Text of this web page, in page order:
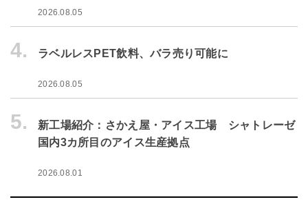
2026.08.05
4. ラベルレスPET飲料、バラ売り可能に
2026.08.05
5.
新工場紹介：さかえ屋・アイス工場 シャトレーゼ
国内3カ所目のアイス生産拠点
2026.08.01